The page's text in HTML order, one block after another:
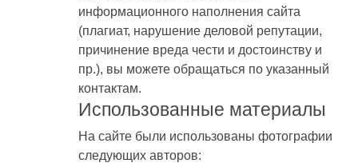
информационного наполнения сайта
(плагиат, нарушение деловой репутации,
причинение вреда чести и достоинству и
пр.), вы можете обращаться по указанный
контактам.
Использованные материалы
На сайте были использованы фотографии
следующих авторов: